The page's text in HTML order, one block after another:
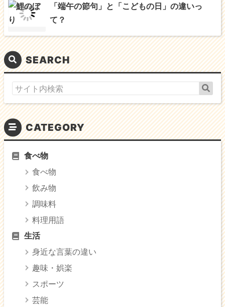
「端午の節句」と「こどもの日」の違いっ
て？
SEARCH
CATEGORY
食べ物
食べ物
飲み物
調味料
料理用語
生活
身近な言葉の違い
趣味・娯楽
スポーツ
芸能